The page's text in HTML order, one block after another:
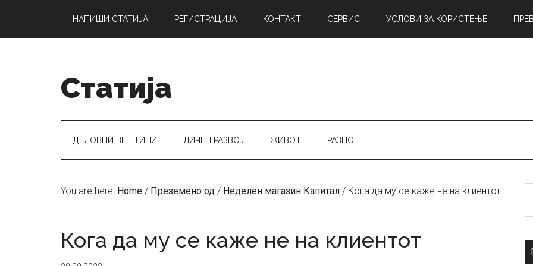
main
secondary
primary
НАПИШИ СТАТИЈА РЕГИСТРАЦИЈА КОНТАКТ СЕРВИС УСЛОВИ ЗА КОРИСТЕЊЕ
Статија
ДЕЛОВНИ ВЕШТИНИ ЛИЧЕН РАЗВОЈ ЖИВОТ РАЗНО
You are here: Home / Преземено од / Неделен магазин Капитал / Кога да му се каже не на клиентот
Кога да му се каже не на клиентот